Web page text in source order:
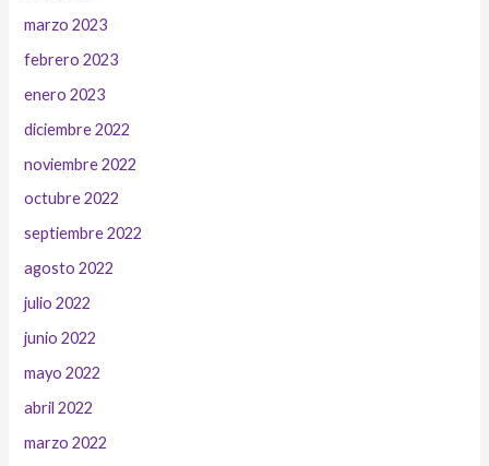
marzo 2023
febrero 2023
enero 2023
diciembre 2022
noviembre 2022
octubre 2022
septiembre 2022
agosto 2022
julio 2022
junio 2022
mayo 2022
abril 2022
marzo 2022